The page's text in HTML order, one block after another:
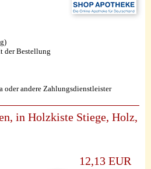
der Bestellung
oder andere Zahlungsdienstleister
in Holzkiste Stiege, Holz,
12,13 EUR